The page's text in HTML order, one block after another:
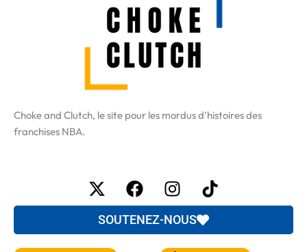
Choke and Clutch, le site pour les mordus d’histoires des
franchises NBA.
X-
twitter
FacebookInstagram
Tiktok
SOUTENEZ-NOUS